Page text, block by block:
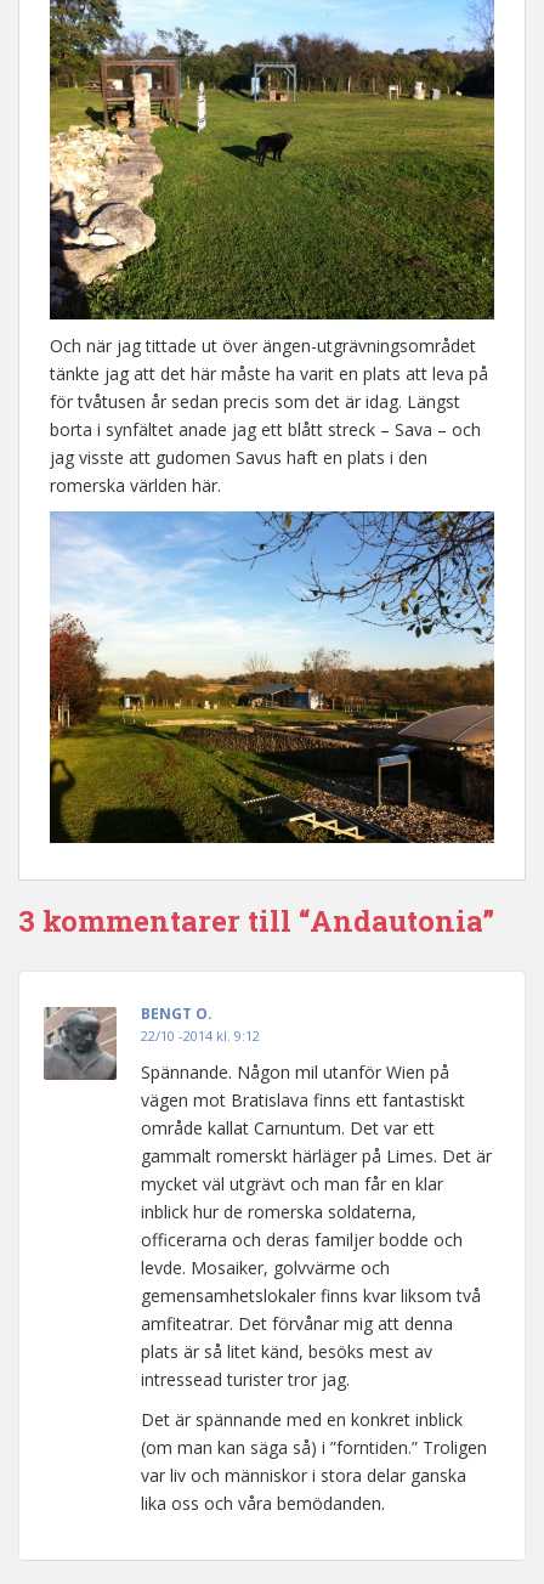
Och när jag tittade ut över ängen-utgrävningsområdet
tänkte jag att det här måste ha varit en plats att leva på
för tvåtusen år sedan precis som det är idag. Längst
borta i synfältet anade jag ett blått streck – Sava – och
jag visste att gudomen Savus haft en plats i den
romerska världen här.
3 kommentarer till “Andautonia”
BENGT O.
22/10 -2014 kl. 9:12
Spännande. Någon mil utanför Wien på
vägen mot Bratislava finns ett fantastiskt
område kallat Carnuntum. Det var ett
gammalt romerskt härläger på Limes. Det är
mycket väl utgrävt och man får en klar
inblick hur de romerska soldaterna,
officerarna och deras familjer bodde och
levde. Mosaiker, golvvärme och
gemensamhetslokaler finns kvar liksom två
amfiteatrar. Det förvånar mig att denna
plats är så litet känd, besöks mest av
intressead turister tror jag.
Det är spännande med en konkret inblick
(om man kan säga så) i ”forntiden.” Troligen
var liv och människor i stora delar ganska
lika oss och våra bemödanden.